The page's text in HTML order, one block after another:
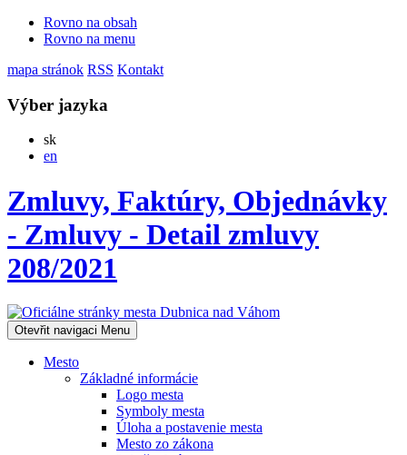
Rovno na obsah
Rovno na menu
mapa stránok RSS Kontakt
Výber jazyka
skSlovensky
en
Zmluvy, Faktúry, Objednávky
- Zmluvy - Detail zmluvy
208/2021
Otevřit navigaci Menu
Mesto
Základné informácie
Logo mesta
Symboly mesta
Úloha a postavenie mesta
Mesto zo zákona